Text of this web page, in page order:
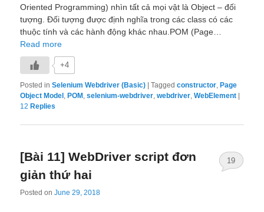
Oriented Programming) nhìn tất cả mọi vật là Object – đối
tượng. Đối tượng được định nghĩa trong các class có các
thuộc tính và các hành động khác nhau.POM (Page…
Read more
+4
Posted in Selenium Webdriver (Basic) |Tagged constructor ,Page
Object Model ,POM ,selenium-webdriver ,webdriver ,WebElement |
12 Replies
[Bài 11] WebDriver script đơn
giản thứ hai
Posted onJune 29, 2018
19